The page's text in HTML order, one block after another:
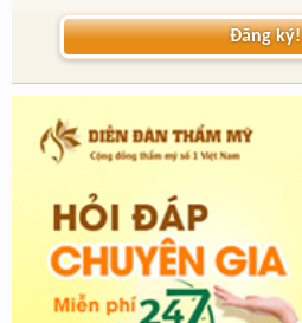
Đăng ký!